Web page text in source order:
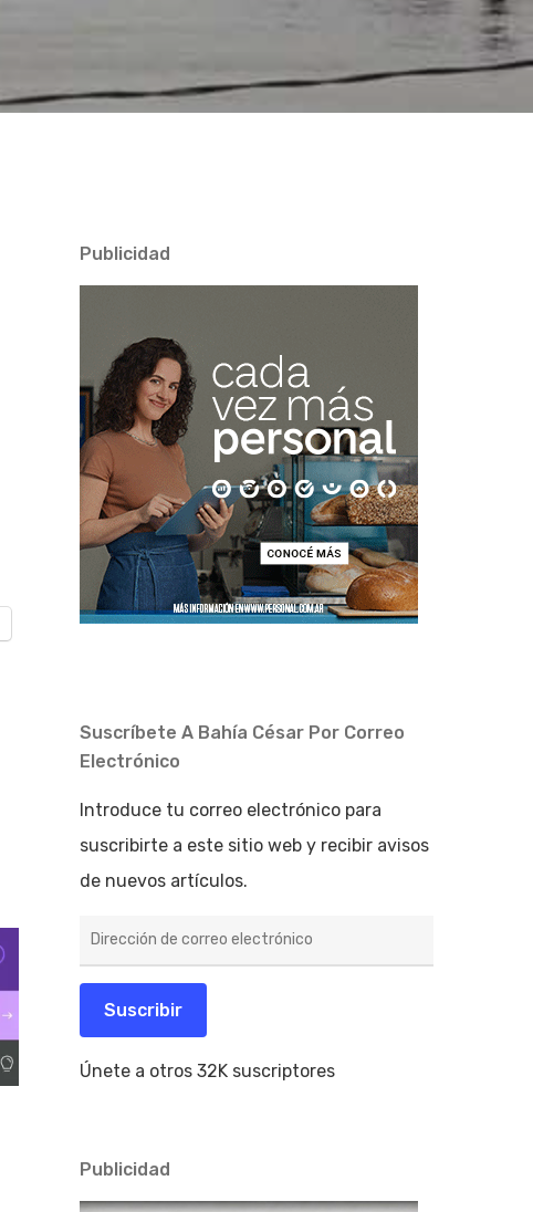
Publicidad
Suscríbete A Bahía César Por Correo
Electrónico
Introduce tu correo electrónico para
suscribirte a este sitio web y recibir avisos
de nuevos artículos.
de
electrónico
Suscribir
Únete a otros 32K suscriptores
Publicidad